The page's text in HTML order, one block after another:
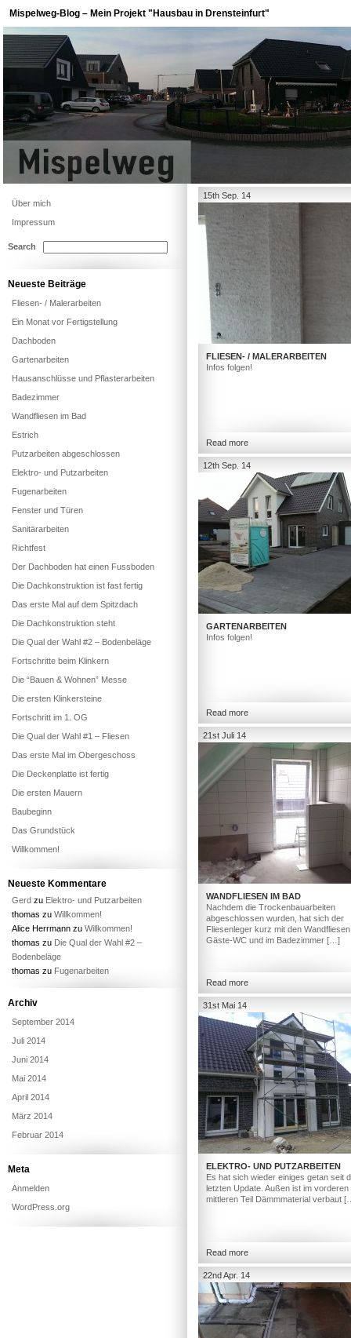
Mispelweg-Blog – Mein Projekt "Hausbau in Drensteinfurt"
15th Sep. 14
FLIESEN- / MALERARBEITEN
Infos folgen!
Read more
12th Sep. 14
GARTENARBEITEN
Infos folgen!
Read more
21st Juli 14
WANDFLIESEN IM BAD
Nachdem die Trockenbauarbeiten
abgeschlossen wurden, hat sich der
Fliesenleger kurz mit den
Gäste-WC und im Badezimmer […]
Read more
31st Mai 14
ELEKTRO- UND PUTZARBEITEN
Es hat sich wieder einiges getan seit
letzten Update. Außen ist im vorderen
mittleren Teil Dämmmaterial verbaut
Read more
22nd Apr. 14
Über mich
Impressum
Search
Neueste Beiträge
Fliesen- / Malerarbeiten
Ein Monat vor Fertigstellung
Dachboden
Gartenarbeiten
Hausanschlüsse und Pflasterarbeiten
Badezimmer
Wandfliesen im Bad
Estrich
Putzarbeiten abgeschlossen
Elektro- und Putzarbeiten
Fugenarbeiten
Fenster und Türen
Sanitärarbeiten
Richtfest
Der Dachboden hat einen Fussboden
Die Dachkonstruktion ist fast fertig
Das erste Mal auf dem Spitzdach
Die Dachkonstruktion steht
Die Qual der Wahl #2 – Bodenbeläge
Fortschritte beim Klinkern
Die “Bauen & Wohnen” Messe
Die ersten Klinkersteine
Fortschritt im 1. OG
Die Qual der Wahl #1 – Fliesen
Das erste Mal im Obergeschoss
Die Deckenplatte ist fertig
Die ersten Mauern
Baubeginn
Das Grundstück
Willkommen!
Neueste Kommentare
Gerd zu Elektro- und Putzarbeiten
thomas zu Willkommen!
Alice Herrmann zu Willkommen!
thomas zu Die Qual der Wahl #2 –
Bodenbeläge
thomas zu Fugenarbeiten
Archiv
September 2014
Juli 2014
Juni 2014
Mai 2014
April 2014
März 2014
Februar 2014
Meta
Anmelden
WordPress.org